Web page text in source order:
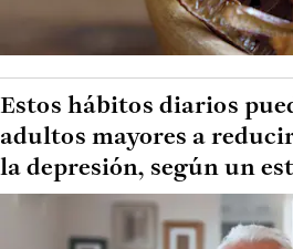
Estos hábitos diarios
adultos mayores a
la depresión, según un